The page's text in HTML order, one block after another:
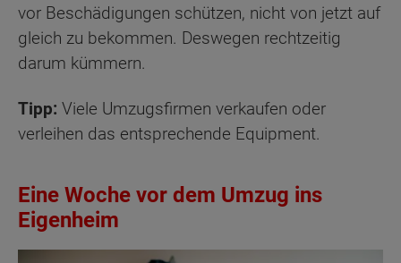
vor Beschädigungen schützen, nicht von jetzt auf
gleich zu bekommen. Deswegen rechtzeitig
darum kümmern.
Tipp: Viele Umzugsfirmen verkaufen oder
verleihen das entsprechende Equipment.
Eine Woche vor dem Umzug ins
Eigenheim